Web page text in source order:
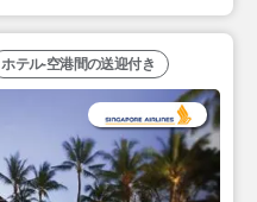
ホテル-空港間の送迎付き